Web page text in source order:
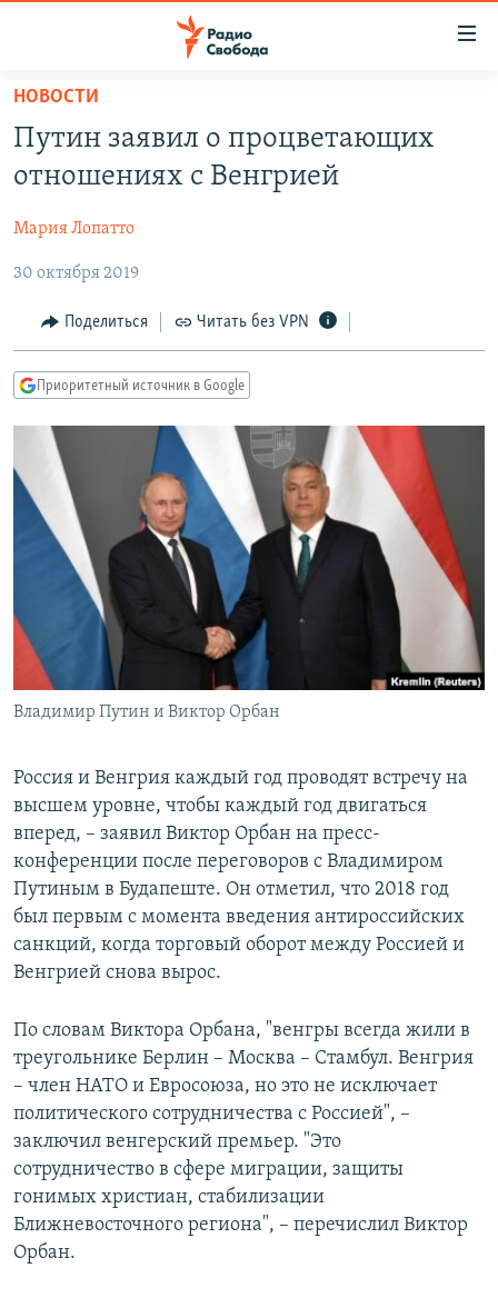
упрощенного
доступа
основному
Вернутся
главной
навигации
Вернутся
поиску
ПОДКАСТЫ
ЦИТАТЫ СВОБОДЫ
МНЕНИЯ
КУЛЬТУРА
IDEL.РЕАЛИИ
КАВКАЗ.РЕАЛИИ
СЕВЕР.РЕАЛИИ
СИБИРЬ.РЕАЛИИ
РАСПИСАНИЕ ВЕЩАНИЯ
ПОДПИШИТЕСЬ НА РАССЫЛКУ
СОЦИАЛЬНЫЕ СЕТИ
Все сайты РСЕ/РС
НОВОСТИ
Путин заявил о процветающих
отношениях с Венгрией
Мария Лопатто
30 октября 2019
Поделиться Читать без VPN
Приоритетный источник в Google
Владимир Путин и Виктор Орбан
Россия и Венгрия каждый год проводят встречу на
высшем уровне, чтобы каждый год двигаться
вперед, – заявил Виктор Орбан на пресс-
конференции после переговоров с Владимиром
Путиным в Будапеште. Он отметил, что 2018 год
был первым с момента введения антироссийских
санкций, когда торговый оборот между Россией и
Венгрией снова вырос.
По словам Виктора Орбана, "венгры всегда жили в
треугольнике Берлин – Москва – Стамбул. Венгрия
– член НАТО и Евросоюза, но это не исключает
политического сотрудничества с Россией", –
заключил венгерский премьер. "Это
сотрудничество в сфере миграции, защиты
гонимых христиан, стабилизации
Ближневосточного региона", – перечислил Виктор
Орбан.